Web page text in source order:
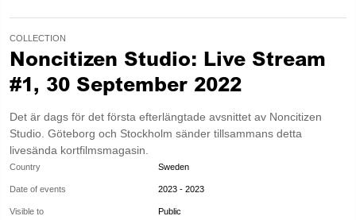
COLLECTION
Noncitizen Studio: Live Stream
#1, 30 September 2022
Det är dags för det första efterlängtade avsnittet av Noncitizen
Studio. Göteborg och Stockholm sänder tillsammans detta
livesända kortfilmsmagasin.
Country Sweden
Date of events 2023 - 2023
Visible to Public